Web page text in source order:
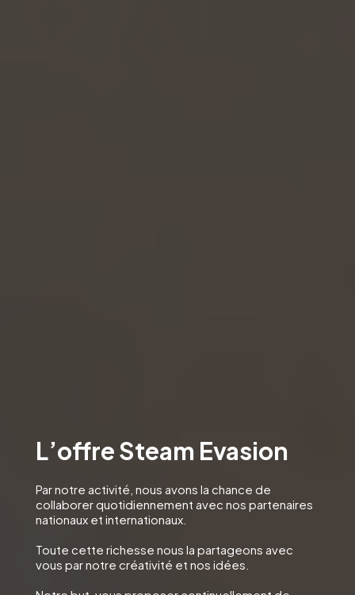
L’offre Steam Evasion
Par notre activité, nous avons la chance de
collaborer quotidiennement avec nos partenaires
nationaux et internationaux.
Toute cette richesse nous la partageons avec
vous par notre créativité et nos idées.